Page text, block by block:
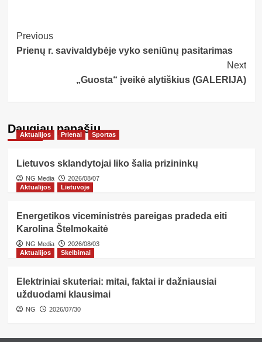
Post
Navigation
Previous
Prienų r. savivaldybėje vyko seniūnų pasitarimas
Next
„Guosta“ įveikė alytiškius (GALERIJA)
Daugiau panašių…
Aktualijos Prienai Sportas
Lietuvos sklandytojai liko šalia prizininkų
NG Media
2026/08/07
Aktualijos
Lietuvoje
Energetikos viceministrės pareigas pradeda eiti
Karolina Štelmokaitė
NG Media
2026/08/03
Aktualijos
Skelbimai
Elektriniai skuteriai: mitai, faktai ir dažniausiai
užduodami klausimai
NG 2026/07/30